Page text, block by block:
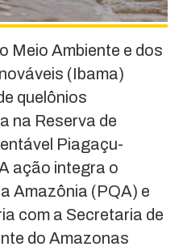
Meio Ambiente e dos
(Ibama)
quelônios
na Reserva de
Piagaçu-
ação integra o
Amazônia (PQA) e
com a Secretaria de
do Amazonas